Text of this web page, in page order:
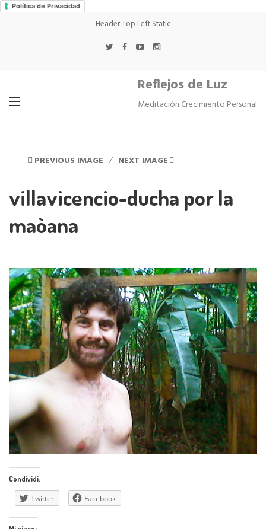
Política de Privacidad
Header Top Left Static
Reflejos de Luz
Meditación Crecimiento Personal
PREVIOUS IMAGE NEXT IMAGE
villavicencio-ducha por la
maòana
Condividi:
Twitter Facebook